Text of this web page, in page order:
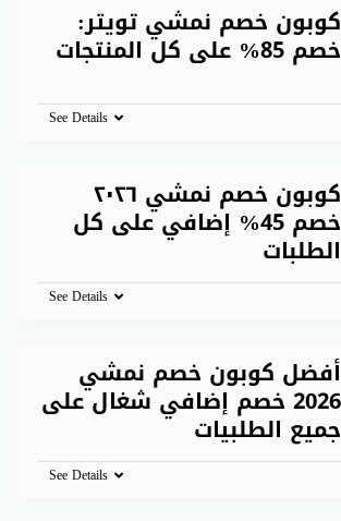
كوبون خصم نمشي تويتر:
خصم 85% على كل المنتجات
See Details
كوبون خصم نمشي ٢٠٢٦
خصم 45% إضافي على كل
الطلبات
See Details
أفضل كوبون خصم نمشي
2026 خصم إضافي شغال على
جميع الطلبيات
See Details